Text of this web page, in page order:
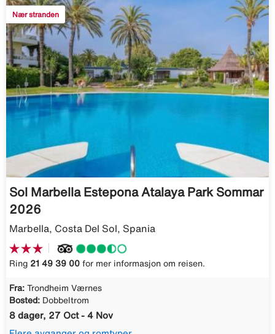
Nær stranden
Sol Marbella Estepona Atalaya Park Sommar
2026
Marbella, Costa Del Sol, Spania
Ring 21 49 39 00 for mer informasjon om reisen.
Fra: Trondheim Værnes
Bosted: Dobbeltrom
8 dager, 27 Oct - 4 Nov